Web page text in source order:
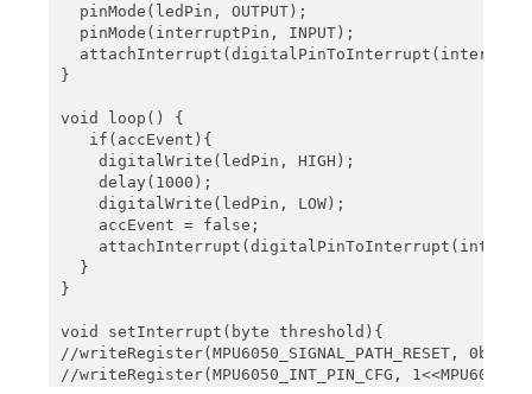
  pinMode(ledPin, OUTPUT);
  pinMode(interruptPin, INPUT);
}
void loop() {
   if(accEvent){
    digitalWrite(ledPin, HIGH);
    delay(1000);
    digitalWrite(ledPin, LOW);
    accEvent = false;
  }
}
void setInterrupt(byte threshold){
//writeRegister(MPU6050_SIGNAL_PATH_RESET,
//writeRegister(MPU6050_INT_PIN_CFG,